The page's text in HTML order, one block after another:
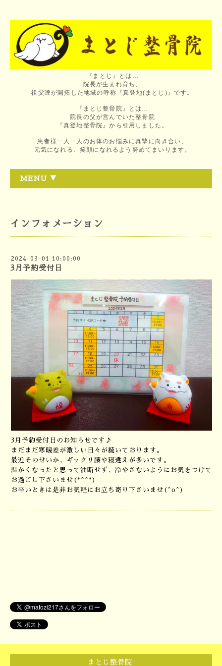
『まとじ』とは…
院長が生まれ育ち、
祖父達が開拓した地域の呼称『真登地(まとじ)』です。
『まとじ整骨院』とは…
院長の父が営んでいた整骨院
『真登地整骨院』から引用しました。
患者様一人一人のお体のお悩みに真摯に向き合い、
元気になれる、笑顔になれるよう努めてまいります。
MENU ▼
インフォメーション
2024-03-01 10:00:00
3月予約受付日
3月予約受付日のお知らせです♪
まだまだ寒暖差が激しい日々が続いております。
最近そのせいか、ギックリ腰や寝違えが多いです。
温かくなったと思って油断せず、冷やさないようにお気をつけて
お過ごし下さいませ(*^^*)
お辛いときは是非お気軽にお立ち寄り下さいませ(^o^)
まとじ整骨院